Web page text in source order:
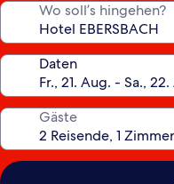
Wo soll’s hingehen?
Daten
Gäste